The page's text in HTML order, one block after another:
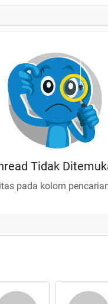
Tidak
pada kolom